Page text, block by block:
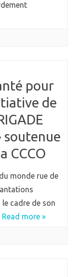
pour
de
soutenue
CCCO
monde rue de
le cadre de son
Read more »